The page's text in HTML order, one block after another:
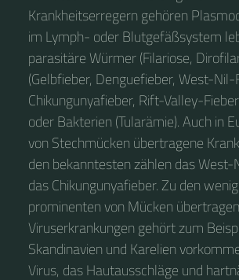
Krankheitserregern gehören
im Lymph- oder Blutgefäßsystem
parasitäre Würmer (Filariose,
(Gelbfieber, Denguefieber, West-Nil-
Chikungunyafieber, Rift-Valley-
oder Bakterien (Tularämie). Auch in
von Stechmücken übertragene
den bekanntesten zählen das West-
das Chikungunyafieber. Zu den
prominenten von Mücken
Viruserkrankungen gehört zum
Skandinavien und Karelien
Virus, das Hautausschläge und